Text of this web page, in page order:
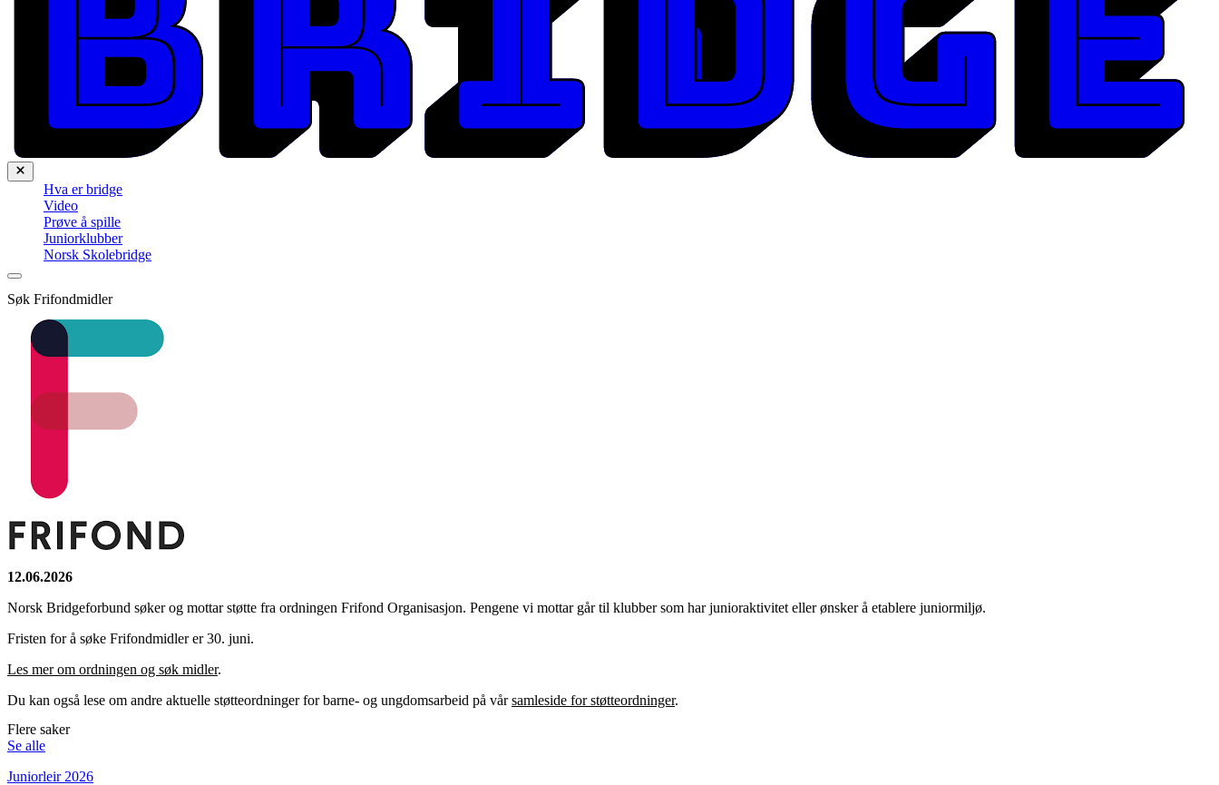
Hva er bridge
Video
Prøve å spille
Juniorklubber
Norsk Skolebridge
Søk Frifondmidler
12.06.2026
Norsk Bridgeforbund søker og mottar støtte fra ordningen Frifond Organisasjon. Pengene vi mottar går til klubber som har junioraktivitet eller ønsker å etablere juniormiljø.
Fristen for å søke Frifondmidler er 30. juni.
Les mer om ordningen og søk midler.
Du kan også lese om andre aktuelle støtteordninger for barne- og ungdomsarbeid på vårsamleside for støtteordninger.
Flere saker
Se alle
Juniorleir 2026